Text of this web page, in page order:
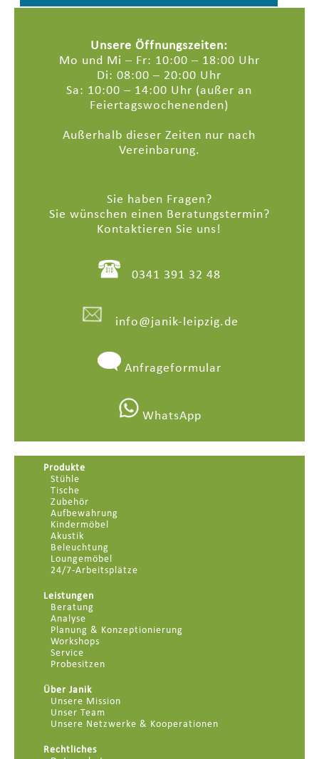
Unsere Öffnungszeiten:
Mo und Mi – Fr: 10:00 – 18:00 Uhr
Di: 08:00 – 20:00 Uhr
Sa: 10:00 – 14:00 Uhr (außer an
Feiertagswochenenden)
Außerhalb dieser Zeiten nur nach
Vereinbarung.
Sie haben Fragen?
Sie wünschen einen Beratungstermin?
Kontaktieren Sie uns!
0341 391 32 48
info@janik-leipzig.de
Anfrageformular
WhatsApp
Produkte
Stühle
Tische
Zubehör
Aufbewahrung
Kindermöbel
Akustik
Beleuchtung
Loungemöbel
24/7-Arbeitsplätze
Leistungen
Beratung
Analyse
Planung & Konzeptionierung
Workshops
Service
Probesitzen
Über Janik
Unsere Mission
Unser Team
Unsere Netzwerke & Kooperationen
Rechtliches